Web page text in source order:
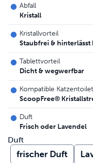
Abfall
Kristall
Kristallvorteil
Staubfrei & hinterlässt
Tablettvorteil
Dicht & wegwerfbar
Kompatible
ScoopFree®
Duft
Frisch oder Lavendel
Duft
frischer Duft